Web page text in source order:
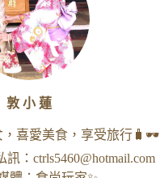
敦 小 蓮
，喜愛美食，享受旅行🧳🕶
訊： ctrls5460@hotmail.com